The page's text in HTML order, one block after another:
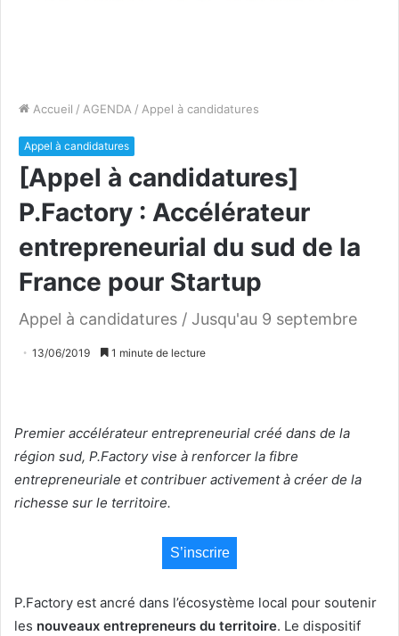
Accueil / AGENDA / Appel à candidatures
Appel à candidatures
[Appel à candidatures]
P.Factory : Accélérateur
entrepreneurial du sud de la
France pour Startup
Appel à candidatures / Jusqu'au 9 septembre
13/06/2019 1 minute de lecture
Premier accélérateur entrepreneurial créé dans de la
région sud, P.Factory vise à renforcer la fibre
entrepreneuriale et contribuer activement à créer de la
richesse sur le territoire.
S’inscrire
P.Factory est ancré dans l’écosystème local pour soutenir
les nouveaux entrepreneurs du territoire. Le dispositif